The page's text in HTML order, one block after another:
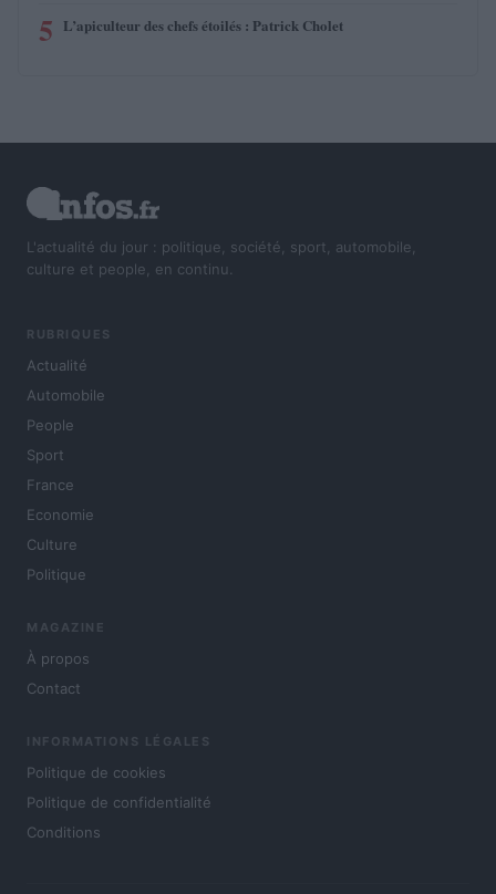
5 L’apiculteur des chefs étoilés : Patrick Cholet
L'actualité du jour : politique, société, sport, automobile,
culture et people, en continu.
RUBRIQUES
Actualité
Automobile
People
Sport
France
Economie
Culture
Politique
MAGAZINE
À propos
Contact
INFORMATIONS LÉGALES
Politique de cookies
Politique de confidentialité
Conditions